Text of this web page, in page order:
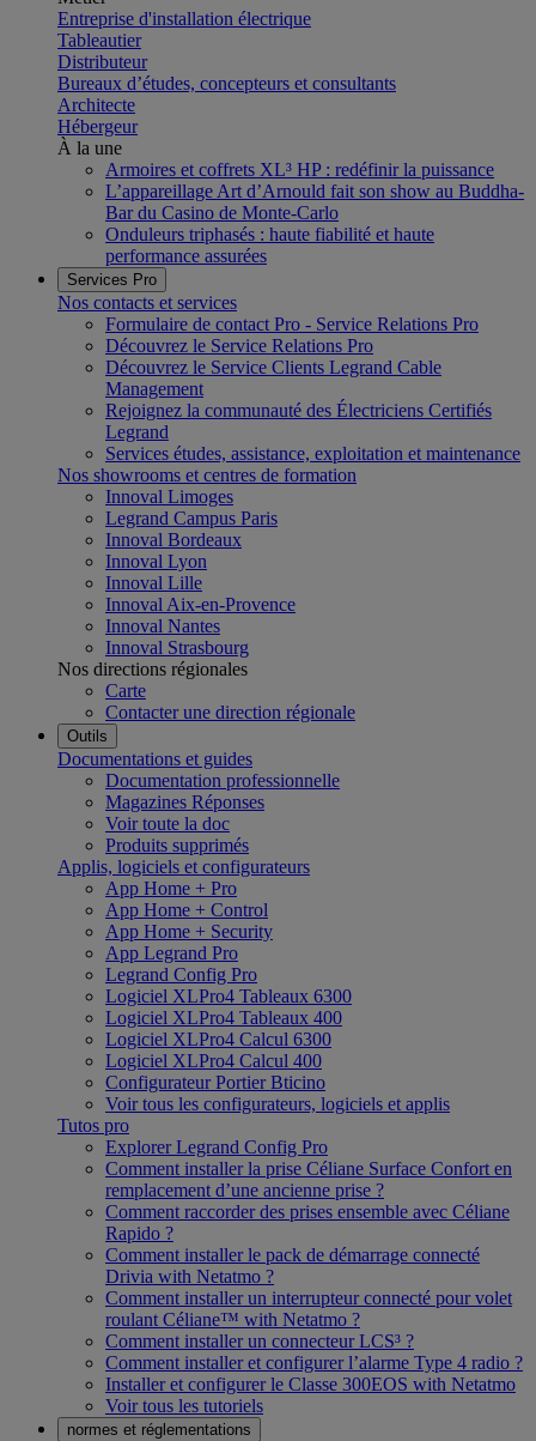
Entreprise d'installation électrique
Tableautier
Distributeur
Bureaux d’études, concepteurs et consultants
Architecte
Hébergeur
À la une
Armoires et coffrets XL³ HP : redéfinir la puissance
L’appareillage Art d’Arnould fait son show au Buddha-
Bar du Casino de Monte-Carlo
Onduleurs triphasés : haute fiabilité et haute
performance assurées
Services Pro
Nos contacts et services
Formulaire de contact Pro - Service Relations Pro
Découvrez le Service Relations Pro
Découvrez le Service Clients Legrand Cable
Management
Rejoignez la communauté des Électriciens Certifiés
Legrand
Services études, assistance, exploitation et maintenance
Nos showrooms et centres de formation
Innoval Limoges
Legrand Campus Paris
Innoval Bordeaux
Innoval Lyon
Innoval Lille
Innoval Aix-en-Provence
Innoval Nantes
Innoval Strasbourg
Nos directions régionales
Carte
Contacter une direction régionale
Outils
Documentations et guides
Documentation professionnelle
Magazines Réponses
Voir toute la doc
Produits supprimés
Applis, logiciels et configurateurs
App Home + Pro
App Home + Control
App Home + Security
App Legrand Pro
Legrand Config Pro
Logiciel XLPro4 Tableaux 6300
Logiciel XLPro4 Tableaux 400
Logiciel XLPro4 Calcul 6300
Logiciel XLPro4 Calcul 400
Configurateur Portier Bticino
Voir tous les configurateurs, logiciels et applis
Tutos pro
Explorer Legrand Config Pro
Comment installer la prise Céliane Surface Confort en
remplacement d’une ancienne prise ?
Comment raccorder des prises ensemble avec Céliane
Rapido ?
Comment installer le pack de démarrage connecté
Drivia with Netatmo ?
Comment installer un interrupteur connecté pour volet
roulant Céliane™ with Netatmo ?
Comment installer un connecteur LCS³ ?
Comment installer et configurer l’alarme Type 4 radio ?
Installer et configurer le Classe 300EOS with Netatmo
Voir tous les tutoriels
normes et réglementations